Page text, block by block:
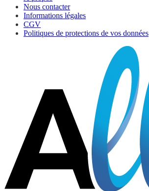
Nous contacter
Informations légales
CGV
Politiques de protections de vos données